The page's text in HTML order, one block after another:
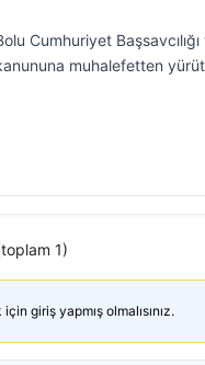
Cumhuriyet
muhalefetten
1)
giriş yapmış olmalısınız.